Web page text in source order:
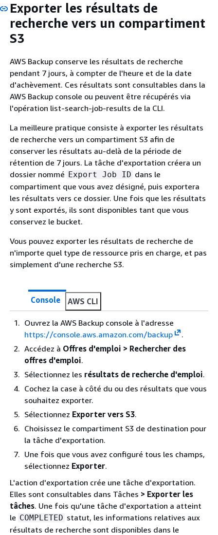
Exporter les résultats de
recherche vers un compartiment
S3
AWS Backup conserve les résultats de recherche
pendant 7 jours, à compter de l'heure et de la date
d'achèvement. Ces résultats sont consultables dans la
AWS Backup console ou peuvent être récupérés via
l'opération list-search-job-results de la CLI.
La meilleure pratique consiste à exporter les résultats
de recherche vers un compartiment S3 afin de
conserver les résultats au-delà de la période de
rétention de 7 jours. La tâche d'exportation créera un
dossier nommé Export Job ID dans le
compartiment que vous avez désigné, puis exportera
les résultats vers ce dossier. Une fois que les résultats
y sont exportés, ils sont disponibles tant que vous
conservez le bucket.
Vous pouvez exporter les résultats de recherche de
n'importe quel type de ressource pris en charge, et pas
simplement d'une recherche S3.
Console AWS CLI
Ouvrez la AWS Backup console à l'adresse
https://console.aws.amazon.com/backup
.
Accédez à Offres d'emploi > Rechercher des
offres d'emploi.
Sélectionnez les résultats de recherche d'emploi.
Cochez la case à côté du ou des résultats que vous
souhaitez exporter.
Sélectionnez Exporter vers S3.
Choisissez le compartiment S3 de destination pour
la tâche d'exportation.
Une fois que vous avez configuré tous les champs,
sélectionnez Exporter.
L'action d'exportation crée une tâche d'exportation.
Elles sont consultables dans Tâches > Exporter les
tâches. Une fois qu'une tâche d'exportation a atteint
le COMPLETED statut, les informations relatives aux
résultats de recherche sont disponibles dans le